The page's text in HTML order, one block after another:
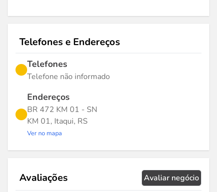
Telefones e Endereços
Telefones
Telefone não informado
Endereços
BR 472 KM 01 - SN
KM 01, Itaqui, RS
Ver no mapa
Avaliações Avaliar negócio